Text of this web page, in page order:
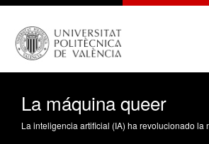
La máquina queer